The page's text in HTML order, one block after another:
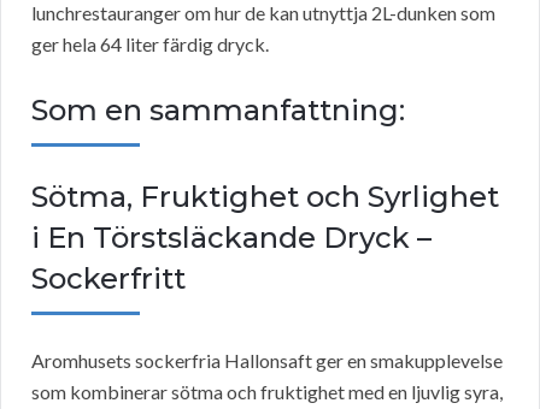
lunchrestauranger om hur de kan utnyttja 2L-dunken som
ger hela 64 liter färdig dryck.
Som en sammanfattning:
Sötma, Fruktighet och Syrlighet
i En Törstsläckande Dryck –
Sockerfritt
Aromhusets sockerfria Hallonsaft ger en smakupplevelse
som kombinerar sötma och fruktighet med en ljuvlig syra,